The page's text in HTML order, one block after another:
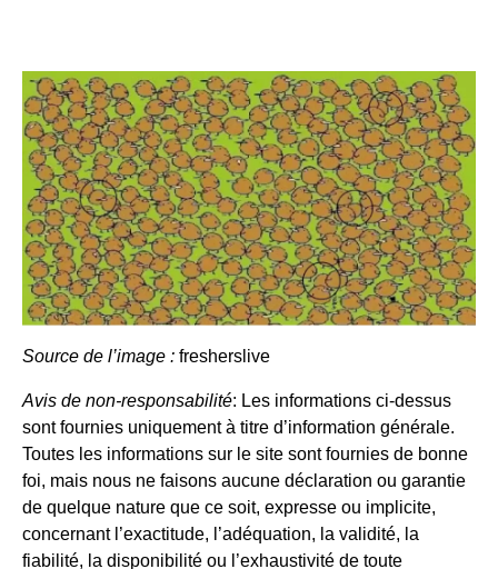
Source de l’image : fresherslive
Avis de non-responsabilité: Les informations ci-dessus
sont fournies uniquement à titre d’information générale.
Toutes les informations sur le site sont fournies de bonne
foi, mais nous ne faisons aucune déclaration ou garantie
de quelque nature que ce soit, expresse ou implicite,
concernant l’exactitude, l’adéquation, la validité, la
fiabilité, la disponibilité ou l’exhaustivité de toute